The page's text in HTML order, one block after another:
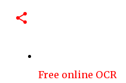
Free online OCR